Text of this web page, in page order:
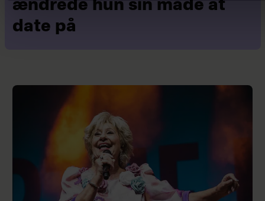
ændrede hun sin måde at
date på